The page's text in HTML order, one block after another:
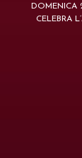
DOMENICA
CELEBRA